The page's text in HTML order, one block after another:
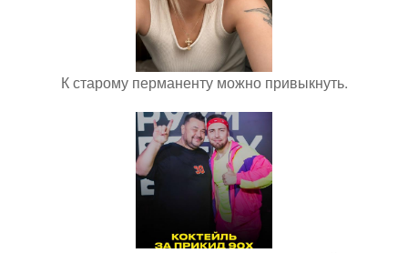
К старому перманенту можно привыкнуть.